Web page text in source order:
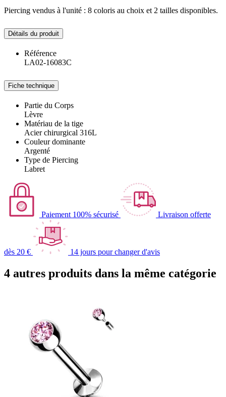
Piercing vendus à l'unité : 8 coloris au choix et 2 tailles disponibles.
Détails du produit
Référence
LA02-16083C
Fiche technique
Partie du Corps
Lèvre
Matériau de la tige
Acier chirurgical 316L
Couleur dominante
Argenté
Type de Piercing
Labret
Paiement 100% sécurisé Livraison offerte
dès 20 € 14 jours pour changer d'avis
4 autres produits dans la même catégorie